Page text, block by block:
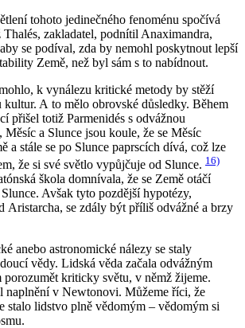
tohoto jedinečného fenoménu spočívá
zakladatel, podnítil Anaximandra,
se podíval, zda by nemohl poskytnout lepší
Země, než byl sám s to nabídnout.
k vynálezu kritické metody by stěží
kultur. A to mělo obrovské důsledky. Během
přišel totiž Parmenidés s odvážnou
Měsíc a Slunce jsou koule, že se Měsíc
a stále se po Slunce paprscích dívá, což lze
že si své světlo vypůjčuje od Slunce. 16)
škola domnívala, že se Země otáčí
Avšak tyto pozdější hypotézy,
Aristarcha, se zdály být příliš odvážné a brzy
anebo astronomické nálezy se staly
vědy. Lidská věda začala odvážným
porozumět kriticky světu, v němž žijeme.
naplnění v Newtonovi. Můžeme říci, že
stalo lidstvo plně vědomým – vědomým si